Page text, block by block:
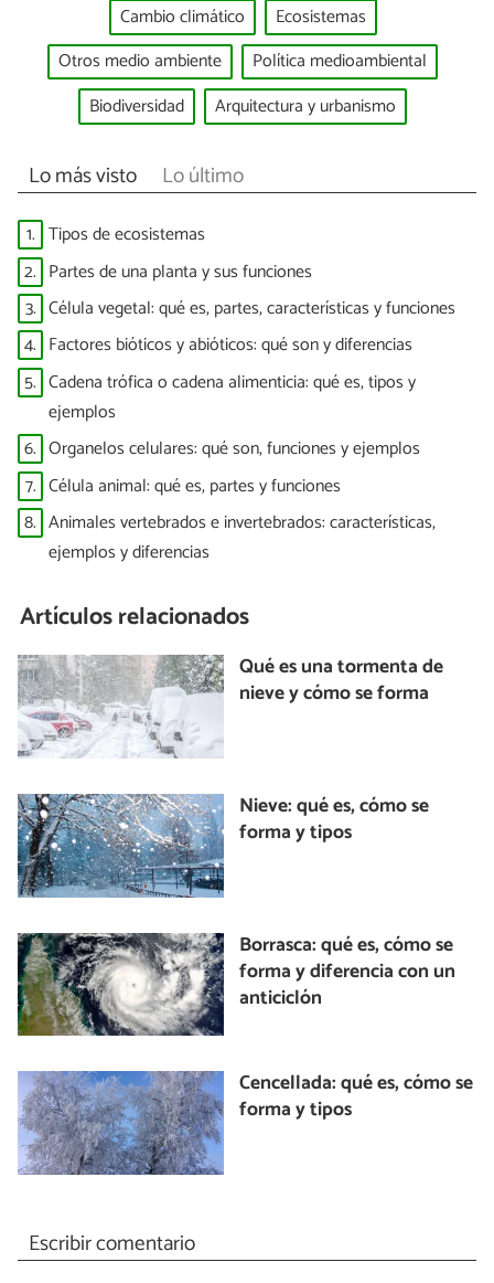
Cambio climático
Ecosistemas
Otros medio ambiente
Política medioambiental
Biodiversidad
Arquitectura y urbanismo
Lo más visto Lo último
1. Tipos de ecosistemas
2. Partes de una planta y sus funciones
3. Célula vegetal: qué es, partes, características y funciones
4. Factores bióticos y abióticos: qué son y diferencias
5. Cadena trófica o cadena alimenticia: qué es, tipos y
ejemplos
6. Organelos celulares: qué son, funciones y ejemplos
7. Célula animal: qué es, partes y funciones
8. Animales vertebrados e invertebrados: características,
ejemplos y diferencias
Artículos relacionados
Qué es una tormenta de
nieve y cómo se forma
Nieve: qué es, cómo se
forma y tipos
Borrasca: qué es, cómo se
forma y diferencia con un
anticiclón
Cencellada: qué es, cómo se
forma y tipos
Escribir comentario